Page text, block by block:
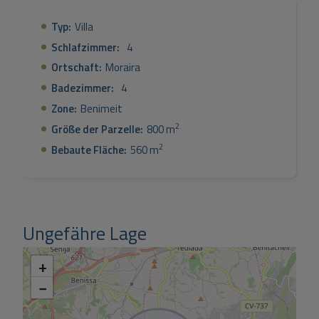
mediterranen Garten umgeben und verfügt über eine
automatische Bewässerung. Die Villa ist außerdem mit
Klimaanlage und Fußbodenheizung ausgestattet. Die
Villa ist schlüsselfertig und wird mit den im Preis
enthaltenen Möbeln verkauft.
Typ: Villa
Schlafzimmer: 4
Ortschaft: Moraira
Badezimmer: 4
Zone: Benimeit
Größe der Parzelle: 800 m2
Bebaute Fläche: 560 m2
Ungefähre Lage
+
−